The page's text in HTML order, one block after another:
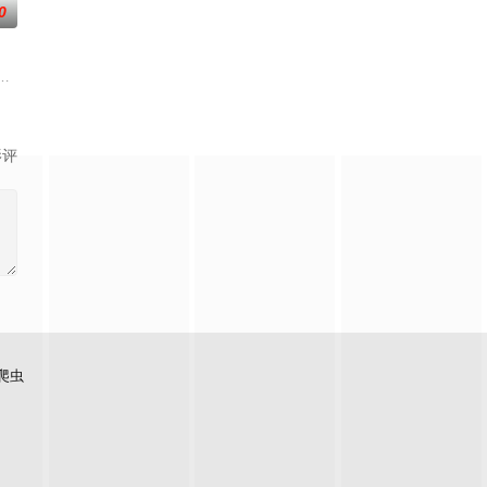
她被他从
，我喜欢你，哲学和生物学意义上的喜欢。
生企业，实业报国的故事。甲午战争后，国家蒙羞，张謇虽高中状元，却渴
评
虫